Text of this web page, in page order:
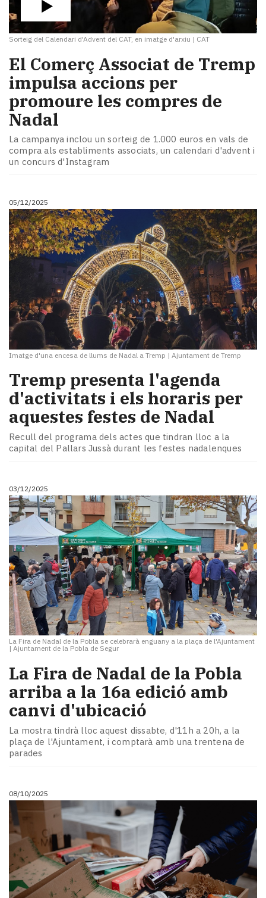
Sorteig del Calendari d'Advent del CAT, en imatge d'arxiu | CAT
El Comerç Associat de Tremp
impulsa accions per
promoure les compres de
Nadal
La campanya inclou un sorteig de 1.000 euros en vals de
compra als establiments associats, un calendari d'advent i
un concurs d'Instagram
05/12/2025
Imatge d'una encesa de llums de Nadal a Tremp | Ajuntament de Tremp
Tremp presenta l'agenda
d'activitats i els horaris per
aquestes festes de Nadal
Recull del programa dels actes que tindran lloc a la
capital del Pallars Jussà durant les festes nadalenques
03/12/2025
La Fira de Nadal de la Pobla se celebrarà enguany a la plaça de l'Ajuntament
| Ajuntament de la Pobla de Segur
La Fira de Nadal de la Pobla
arriba a la 16a edició amb
canvi d'ubicació
La mostra tindrà lloc aquest dissabte, d'11h a 20h, a la
plaça de l'Ajuntament, i comptarà amb una trentena de
parades
08/10/2025